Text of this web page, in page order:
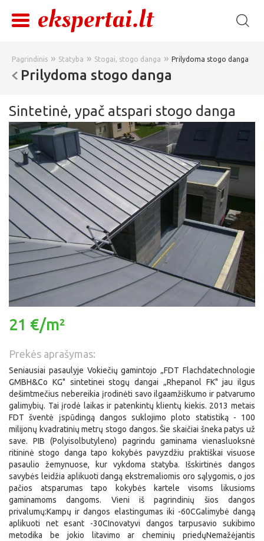
Pagrindinis » Statyba » Stogai, stogo danga » Prilydoma stogo danga
Prilydoma stogo danga
Sintetinė, ypač atspari stogo danga
21 €/m²
Prekės aprašymas:
Seniausiai pasaulyje Vokiečių gamintojo „FDT Flachdatechnologie
GMBH&Co KG" sintetinei stogų dangai „Rhepanol FK" jau ilgus
dešimtmečius nebereikia įrodinėti savo ilgaamžiškumo ir patvarumo
galimybių. Tai įrodė laikas ir patenkintų klientų kiekis. 2013 metais
FDT šventė įspūdingą dangos suklojimo ploto statistiką - 100
milijonų kvadratinių metrų stogo dangos. Šie skaičiai šneka patys už
save. PIB (Polyisolbutyleno) pagrindu gaminama vienasluoksnė
ritininė stogo danga tapo kokybės pavyzdžiu praktiškai visuose
pasaulio žemynuose, kur vykdoma statyba. Išskirtinės dangos
savybės leidžia aplikuoti dangą ekstremaliomis oro sąlygomis, o jos
pačios atsparumas tapo kokybės kartele visoms likusioms
gaminamoms dangoms. Vieni iš pagrindinių šios dangos
privalumų:Kampų ir dangos elastingumas iki -60CGalimybė dangą
aplikuoti net esant -30CInovatyvi dangos tarpusavio sukibimo
metodika be jokio litavimo ar cheminių priedųNemažėjantis